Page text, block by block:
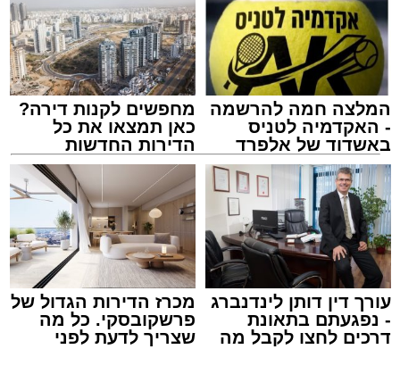
צילום: דוברות איחוד הצלה
מערכת האתר / 15:39 07.08.26
תגים:איחוד הצלה, אשדוד, הצלה
המלצה חמה להרשמה
- האקדמיה לטניס
באשדוד של אלפרד
קריאולנסקי - לילדים
מחפשים לקנות דירה?
כאן תמצאו את כל
הדירות החדשות
למכירה באשדוד >>>
עורך דין דותן לינדנברג
- נפגעתם בתאונת
דרכים לחצו לקבל מה
מכרז הדירות הגדול של
פרשקובסקי. כל מה
שצריך לדעת לפני